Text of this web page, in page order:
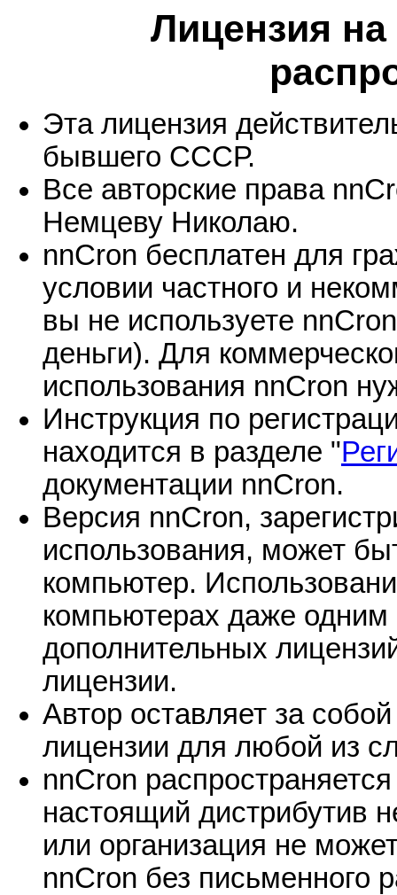
Лицензия
Эта лицензия
бывшего СССР.
Все авторские права
Немцеву Николаю.
nnCron бесплатен для
условии частного и
вы не используете
деньги). Для
использования nnCron
Инструкция по
находится в разделе "
документации nnCron.
Версия nnCron,
использования, может
компьютер.
компьютерах даже
дополнительных
лицензии.
Автор оставляет за
лицензии для любой из
nnCron
настоящий дистрибутив
или организация не
nnCron без письменного